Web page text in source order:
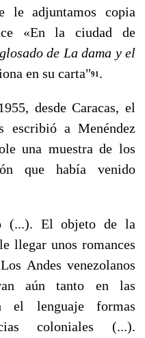
adjuntamos copia
«En la ciudad de
de La dama y el
en su carta"91 .
desde Caracas, el
escribió a Menéndez
una muestra de los
que había venido
El objeto de la
llegar unos romances
Andes venezolanos
aún tanto en las
el lenguaje formas
coloniales (...).